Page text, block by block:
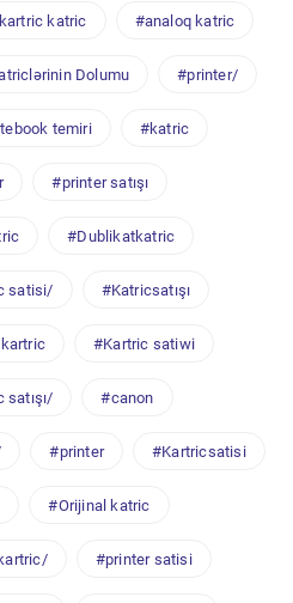
katric #analoq katric
Dolumu #printer/
temiri #katric
#printer satışı
#Dublikatkatric
satisi/ #Katricsatışı
#Kartric satiwi
satışı/ #canon
#printer #Kartricsatisi
#Orijinal katric
#printer satisi